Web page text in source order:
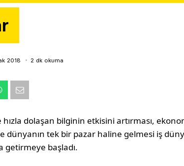
2018 2 dk okuma
dolaşan bilginin etkisini artırması,
dünyanın tek bir pazar haline gelmesi iş
getirmeye başladı.